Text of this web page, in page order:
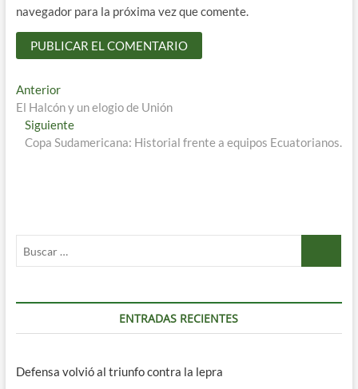
navegador para la próxima vez que comente.
Navegación
de
entradas
AnteriorEntrada
anterior:
El Halcón y un elogio de Unión
SiguienteEntrada
siguiente:
Copa Sudamericana: Historial frente a equipos Ecuatorianos.
ENTRADAS RECIENTES
Defensa volvió al triunfo contra la lepra